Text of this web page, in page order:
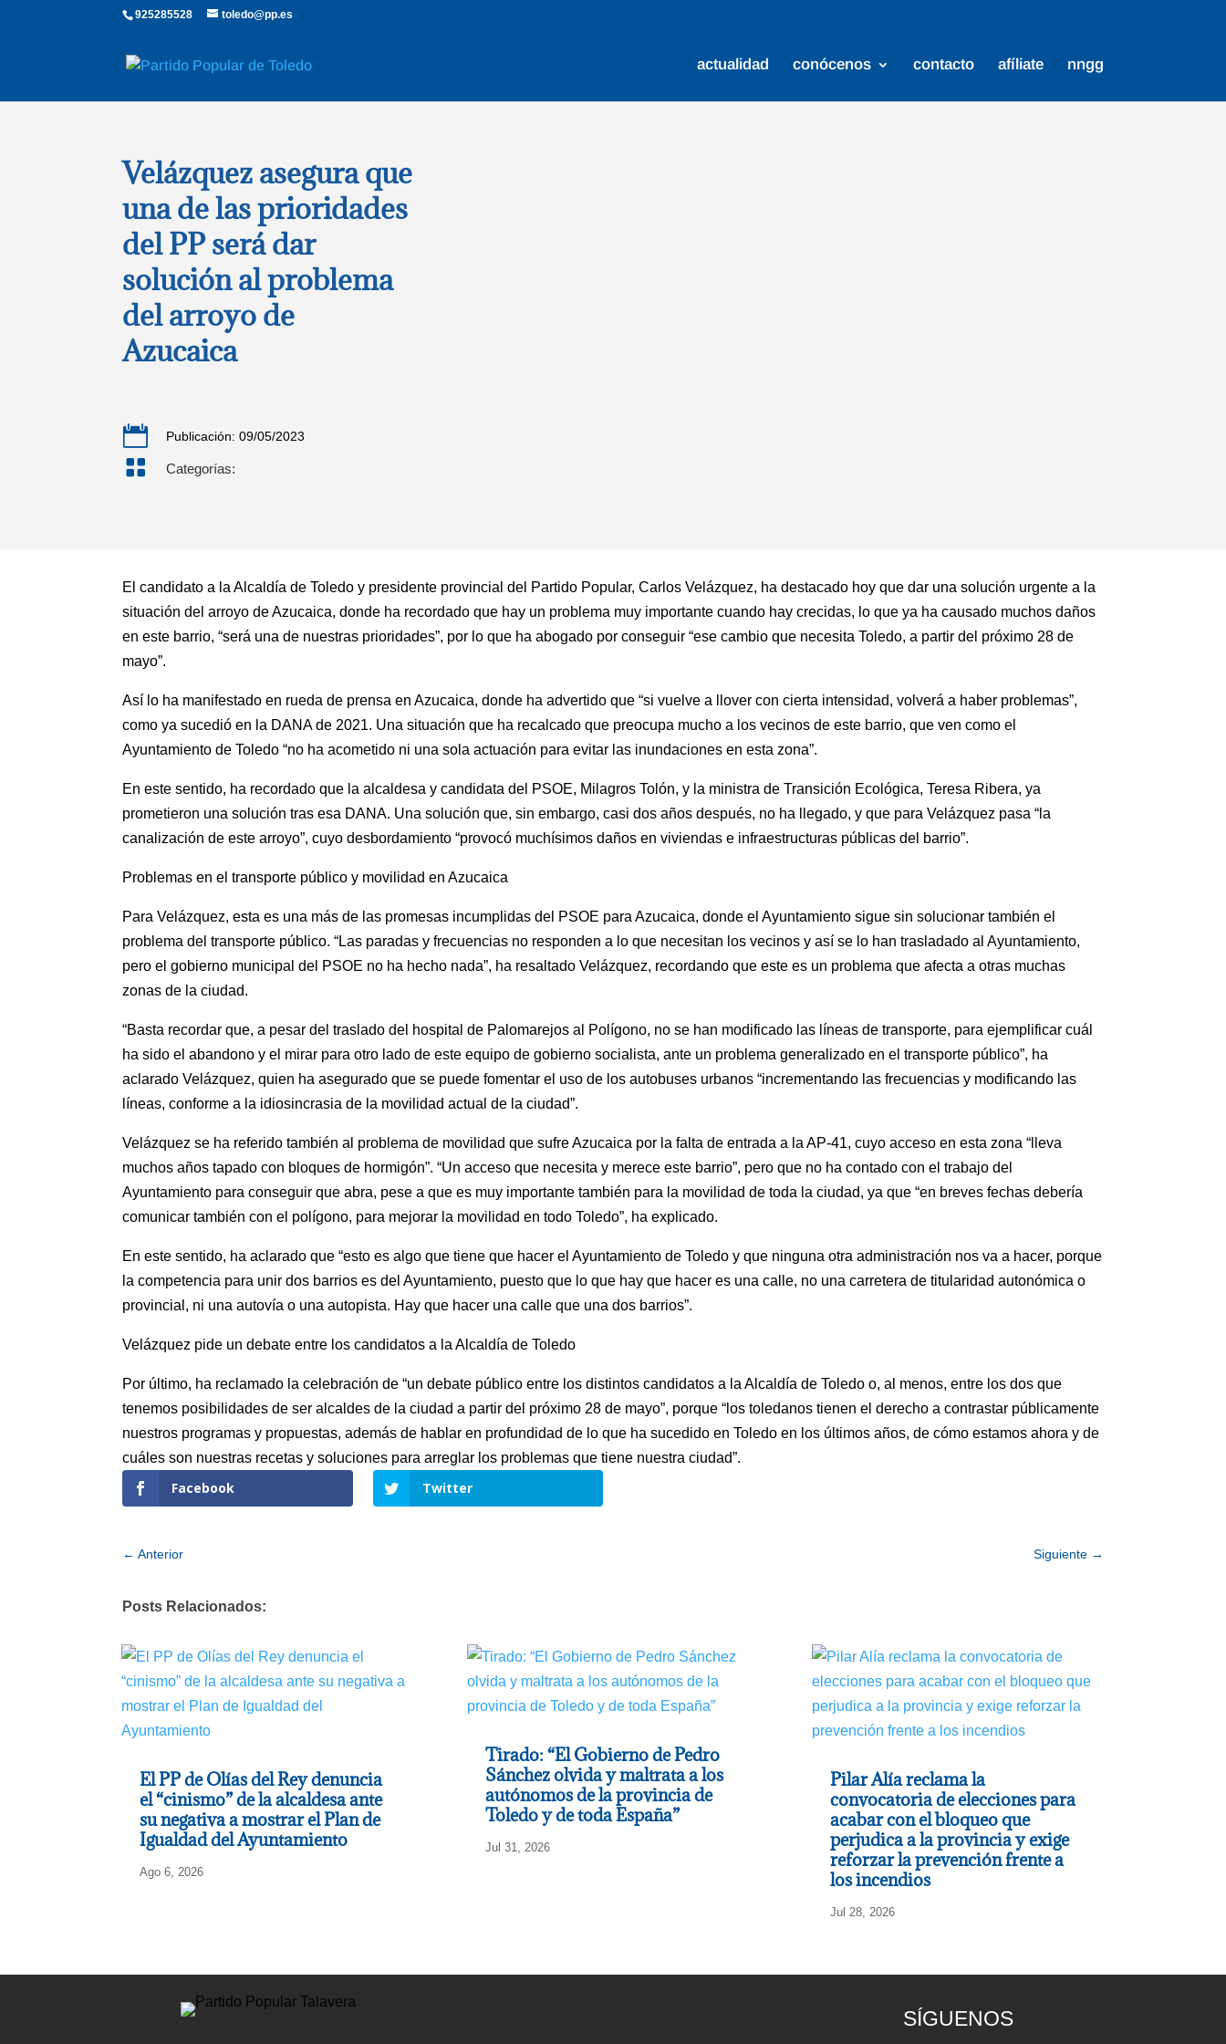
925285528 toledo@pp.es
actualidad conócenos contacto afíliate nngg
Velázquez asegura que
una de las prioridades
del PP será dar
solución al problema
del arroyo de
Azucaica
 Publicación: 09/05/2023
 Categorías:
El candidato a la Alcaldía de Toledo y presidente provincial del Partido Popular, Carlos Velázquez, ha destacado hoy que dar una solución urgente a la
situación del arroyo de Azucaica, donde ha recordado que hay un problema muy importante cuando hay crecidas, lo que ya ha causado muchos daños
en este barrio, “será una de nuestras prioridades”, por lo que ha abogado por conseguir “ese cambio que necesita Toledo, a partir del próximo 28 de
mayo”.
Así lo ha manifestado en rueda de prensa en Azucaica, donde ha advertido que “si vuelve a llover con cierta intensidad, volverá a haber problemas”,
como ya sucedió en la DANA de 2021. Una situación que ha recalcado que preocupa mucho a los vecinos de este barrio, que ven como el
Ayuntamiento de Toledo “no ha acometido ni una sola actuación para evitar las inundaciones en esta zona”.
En este sentido, ha recordado que la alcaldesa y candidata del PSOE, Milagros Tolón, y la ministra de Transición Ecológica, Teresa Ribera, ya
prometieron una solución tras esa DANA. Una solución que, sin embargo, casi dos años después, no ha llegado, y que para Velázquez pasa “la
canalización de este arroyo”, cuyo desbordamiento “provocó muchísimos daños en viviendas e infraestructuras públicas del barrio”.
Problemas en el transporte público y movilidad en Azucaica
Para Velázquez, esta es una más de las promesas incumplidas del PSOE para Azucaica, donde el Ayuntamiento sigue sin solucionar también el
problema del transporte público. “Las paradas y frecuencias no responden a lo que necesitan los vecinos y así se lo han trasladado al Ayuntamiento,
pero el gobierno municipal del PSOE no ha hecho nada”, ha resaltado Velázquez, recordando que este es un problema que afecta a otras muchas
zonas de la ciudad.
“Basta recordar que, a pesar del traslado del hospital de Palomarejos al Polígono, no se han modificado las líneas de transporte, para ejemplificar cuál
ha sido el abandono y el mirar para otro lado de este equipo de gobierno socialista, ante un problema generalizado en el transporte público”, ha
aclarado Velázquez, quien ha asegurado que se puede fomentar el uso de los autobuses urbanos “incrementando las frecuencias y modificando las
líneas, conforme a la idiosincrasia de la movilidad actual de la ciudad”.
Velázquez se ha referido también al problema de movilidad que sufre Azucaica por la falta de entrada a la AP-41, cuyo acceso en esta zona “lleva
muchos años tapado con bloques de hormigón”. “Un acceso que necesita y merece este barrio”, pero que no ha contado con el trabajo del
Ayuntamiento para conseguir que abra, pese a que es muy importante también para la movilidad de toda la ciudad, ya que “en breves fechas debería
comunicar también con el polígono, para mejorar la movilidad en todo Toledo”, ha explicado.
En este sentido, ha aclarado que “esto es algo que tiene que hacer el Ayuntamiento de Toledo y que ninguna otra administración nos va a hacer, porque
la competencia para unir dos barrios es del Ayuntamiento, puesto que lo que hay que hacer es una calle, no una carretera de titularidad autonómica o
provincial, ni una autovía o una autopista. Hay que hacer una calle que una dos barrios”.
Velázquez pide un debate entre los candidatos a la Alcaldía de Toledo
Por último, ha reclamado la celebración de “un debate público entre los distintos candidatos a la Alcaldía de Toledo o, al menos, entre los dos que
tenemos posibilidades de ser alcaldes de la ciudad a partir del próximo 28 de mayo”, porque “los toledanos tienen el derecho a contrastar públicamente
nuestros programas y propuestas, además de hablar en profundidad de lo que ha sucedido en Toledo en los últimos años, de cómo estamos ahora y de
cuáles son nuestras recetas y soluciones para arreglar los problemas que tiene nuestra ciudad”.
Facebook Twitter
←Anterior Siguiente→
Posts Relacionados:
El PP de Olías del Rey denuncia
el “cinismo” de la alcaldesa ante
su negativa a mostrar el Plan de
Igualdad del Ayuntamiento
Ago 6, 2026
Tirado: “El Gobierno de Pedro
Sánchez olvida y maltrata a los
autónomos de la provincia de
Toledo y de toda España”
Jul 31, 2026
Pilar Alía reclama la
convocatoria de elecciones para
acabar con el bloqueo que
perjudica a la provincia y exige
reforzar la prevención frente a
los incendios
Jul 28, 2026
SÍGUENOS